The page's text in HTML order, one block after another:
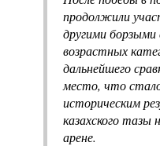
продолжили
другими
возрастных
дальнейшего
место, что
историческим
казахского тазы
арене.